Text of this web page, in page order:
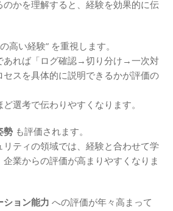
かを理解すると、経験を効果的に伝
高い経験” を重視します。
あれば「ログ確認→切り分け→一次対
スを具体的に説明できるかが評価の
選考で伝わりやすくなります。
勢 も評価されます。
ティの領域では、経験と合わせて学
業からの評価が高まりやすくなりま
ション能力 への評価が年々高まって